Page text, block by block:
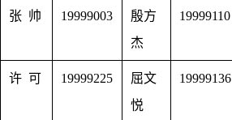
张 帅 19999003
殷方
杰
19999110
许 可 19999225
屈文
悦
19999136